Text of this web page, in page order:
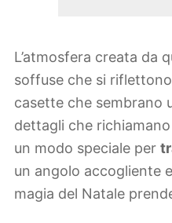
L’atmosfera creata da
soffuse che si
casette che sembrano
dettagli che
un modo speciale per
un angolo accogliente
magia del Natale